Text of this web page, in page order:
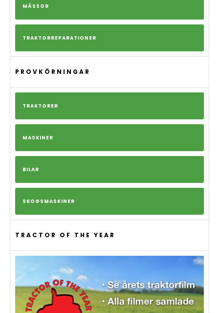
MÄSSOR
TRAKTORREPARATIONER
PROVKÖRNINGAR
TRAKTORER
MASKINER
BILAR
SKOGSMASKINER
TRACTOR OF THE YEAR